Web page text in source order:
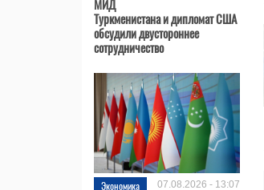
МИД
Туркменистана и дипломат США
обсудили двустороннее
сотрудничество
Экономика 07.08.2026 - 13:07